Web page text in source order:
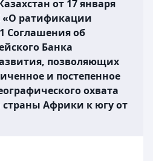
от 17 января
«О ратификации
Соглашения об
Банка
позволяющих
и постепенное
охвата
Африки к югу от